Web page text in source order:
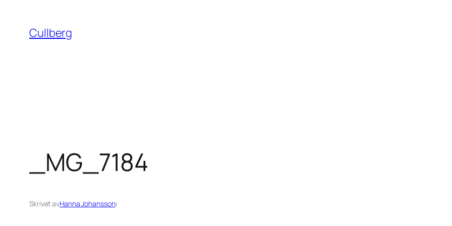
innehåll
Cullberg
_MG_7184
Skrivet avHanna Johanssoni